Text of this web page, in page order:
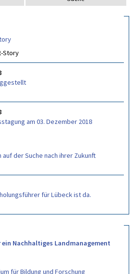
am 03. Dezember 2018
der Suche nach ihrer Zukunft
für Lübeck ist da.
Nachhaltiges Landmanagement